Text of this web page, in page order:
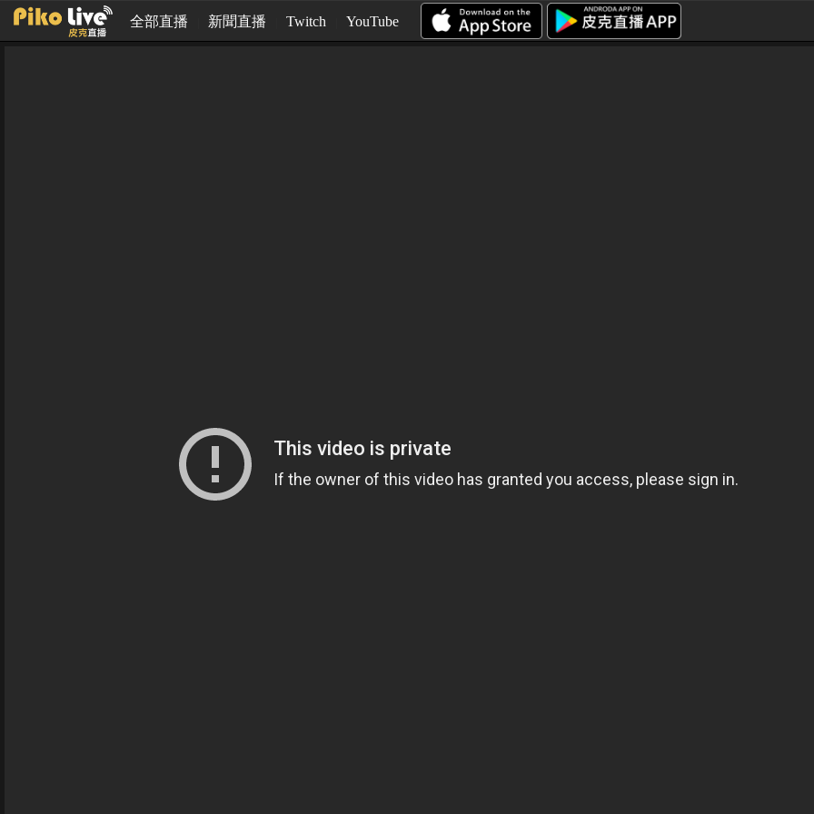
全部直播 新聞直播 Twitch YouTube